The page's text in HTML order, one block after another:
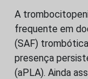
A
frequente em
(SAF)
presença
(aPLA). Ainda